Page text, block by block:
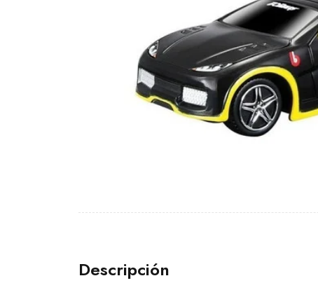
Descripción